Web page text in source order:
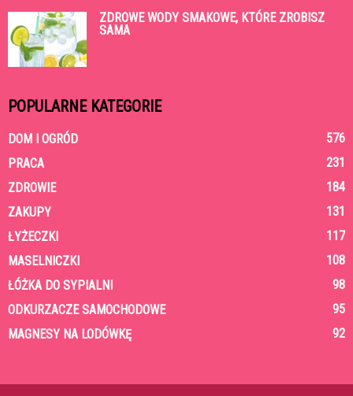
ZDROWE WODY SMAKOWE, KTÓRE ZROBISZ
SAMA
POPULARNE KATEGORIE
DOM I OGRÓD
576
PRACA
231
ZDROWIE
184
ZAKUPY
131
ŁYŻECZKI
117
MASELNICZKI
108
ŁÓŻKA DO SYPIALNI
98
ODKURZACZE SAMOCHODOWE
95
MAGNESY NA LODÓWKĘ
92